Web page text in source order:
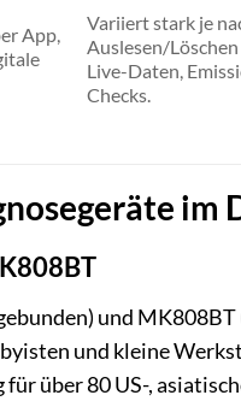
App,
Variiert stark je
Auslesen/Löschen
Live-Daten,
Checks.
im
und
und kleine
über 80 US-,